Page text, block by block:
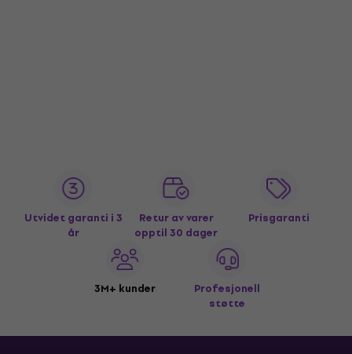
Utvidet garanti i 3
år
Retur av varer
opptil 30 dager
Prisgaranti
3M+ kunder
Profesjonell
støtte